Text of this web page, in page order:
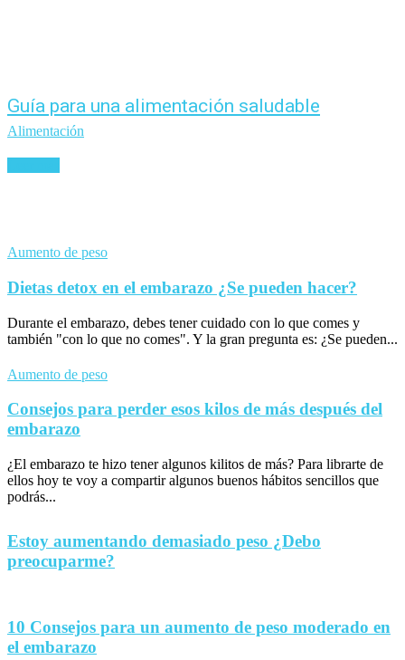
Guía para una alimentación saludable
Alimentación
Aumento de peso
Dietas detox en el embarazo ¿Se pueden hacer?
Durante el embarazo, debes tener cuidado con lo que comes y
también "con lo que no comes". Y la gran pregunta es: ¿Se pueden...
Aumento de peso
Consejos para perder esos kilos de más después del
embarazo
¿El embarazo te hizo tener algunos kilitos de más? Para librarte de
ellos hoy te voy a compartir algunos buenos hábitos sencillos que
podrás...
Estoy aumentando demasiado peso ¿Debo
preocuparme?
10 Consejos para un aumento de peso moderado en
el embarazo